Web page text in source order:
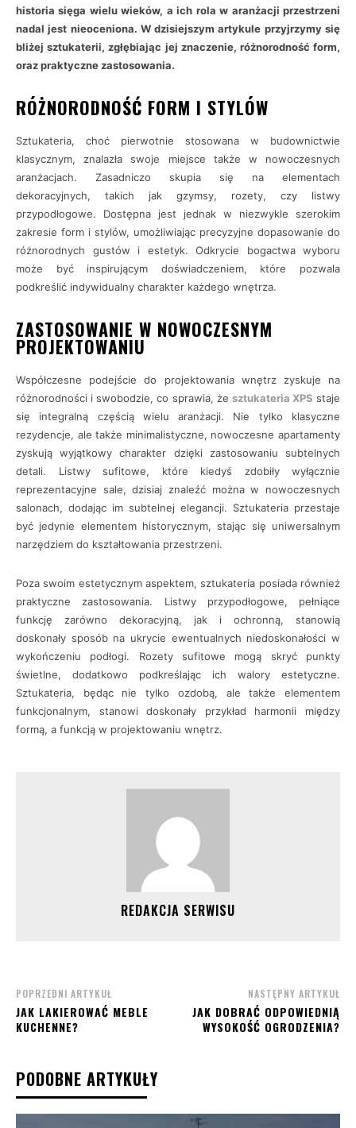
historia sięga wielu wieków, a ich rola w aranżacji przestrzeni
nadal jest nieoceniona. W dzisiejszym artykule przyjrzymy się
bliżej sztukaterii, zgłębiając jej znaczenie, różnorodność form,
oraz praktyczne zastosowania.
RÓŻNORODNOŚĆ FORM I STYLÓW
Sztukateria, choć pierwotnie stosowana w budownictwie
klasycznym, znalazła swoje miejsce także w nowoczesnych
aranżacjach. Zasadniczo skupia się na elementach
dekoracyjnych, takich jak gzymsy, rozety, czy listwy
przypodłogowe. Dostępna jest jednak w niezwykle szerokim
zakresie form i stylów, umożliwiając precyzyjne dopasowanie do
różnorodnych gustów i estetyk. Odkrycie bogactwa wyboru
może być inspirującym doświadczeniem, które pozwala
podkreślić indywidualny charakter każdego wnętrza.
ZASTOSOWANIE W NOWOCZESNYM
PROJEKTOWANIU
Współczesne podejście do projektowania wnętrz zyskuje na
różnorodności i swobodzie, co sprawia, że sztukateria XPS staje
się integralną częścią wielu aranżacji. Nie tylko klasyczne
rezydencje, ale także minimalistyczne, nowoczesne apartamenty
zyskują wyjątkowy charakter dzięki zastosowaniu subtelnych
detali. Listwy sufitowe, które kiedyś zdobiły wyłącznie
reprezentacyjne sale, dzisiaj znaleźć można w nowoczesnych
salonach, dodając im subtelnej elegancji. Sztukateria przestaje
być jedynie elementem historycznym, stając się uniwersalnym
narzędziem do kształtowania przestrzeni.
Poza swoim estetycznym aspektem, sztukateria posiada również
praktyczne zastosowania. Listwy przypodłogowe, pełniące
funkcję zarówno dekoracyjną, jak i ochronną, stanowią
doskonały sposób na ukrycie ewentualnych niedoskonałości w
wykończeniu podłogi. Rozety sufitowe mogą skryć punkty
świetlne, dodatkowo podkreślając ich walory estetyczne.
Sztukateria, będąc nie tylko ozdobą, ale także elementem
funkcjonalnym, stanowi doskonały przykład harmonii między
formą, a funkcją w projektowaniu wnętrz.
REDAKCJA SERWISU
POPRZEDNI ARTYKUŁ
JAK LAKIEROWAĆ MEBLE
KUCHENNE?
NASTĘPNY ARTYKUŁ
JAK DOBRAĆ ODPOWIEDNIĄ
WYSOKOŚĆ OGRODZENIA?
PODOBNE ARTYKUŁY